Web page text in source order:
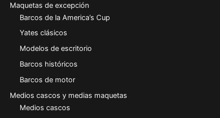
Maquetas de excepción
Barcos de la America’s Cup
Yates clásicos
Modelos de escritorio
Barcos históricos
Barcos de motor
Medios cascos y medias maquetas
Medios cascos